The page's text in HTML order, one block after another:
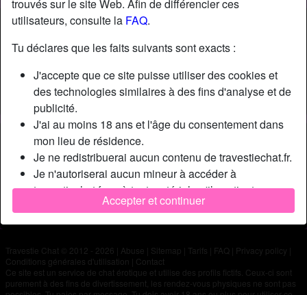
trouvés sur le site Web. Afin de différencier ces
utilisateurs, consulte la FAQ.
Tu déclares que les faits suivants sont exacts :
J'accepte que ce site puisse utiliser des cookies et
des technologies similaires à des fins d'analyse et de
publicité.
J'ai au moins 18 ans et l'âge du consentement dans
mon lieu de résidence.
Je ne redistribuerai aucun contenu de travestiechat.fr.
Je n'autoriserai aucun mineur à accéder à
travestiechat.fr ou à tout matériel qu'il contient.
Tout contenu que je consulte ou télécharge sur
travestiechat.fr est destiné à mon usage personnel et
Je n'ai pas été contacté par les fournisseurs de ce
matériel, et je choisis volontiers de le visualiser ou de
le télécharger.
Accepter et continuer
Nickname:
Seposer64
Âge:
31
Département:
Pyrénées-Atlantiques
Sexe:
Homme
Description
N'a pas encore saisi de description
Cherche
N'a spécifié aucune préférence
Travestie Chat © 2012 - 2026 Abuse Sitemap Tarifs FAQ Privacy policy
Conditions générales d'utilisation
Contact
Ce site est un service de chat érotique et utilise des profils fictifs. Ceux-ci sont
purement à des fins de divertissement, les rendez-vous physiques ne sont pas